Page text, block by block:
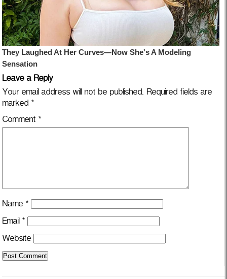
Leave a Reply
Your email address will not be published. Required fields are
marked *
Comment *
Name *
Email *
Website